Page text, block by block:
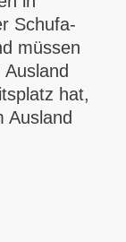
Schufa-
müssen
hat,
Ausland